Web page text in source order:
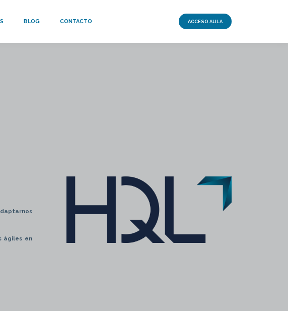
BLOG CONTACTO ACCESO AULA
ágiles en